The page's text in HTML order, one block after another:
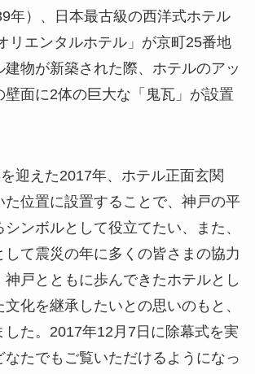
年）、日本最古級の西洋式ホテル
リエンタルホテル」が京町25番地
建物が新築された際、ホテルのアッ
壁面に2体の巨大な「鬼瓦」が設置
迎えた2017年、ホテル正面玄関
た位置に設置することで、神戸の平
ンボルとして役立てたい、また、
して震災の年に多くの皆さまの協力
神戸とともに歩んできたホテルとし
化を継承したいとの思いのもと、
した。2017年12月7日に除幕式を実
なたでもご覧いただけるようになっ